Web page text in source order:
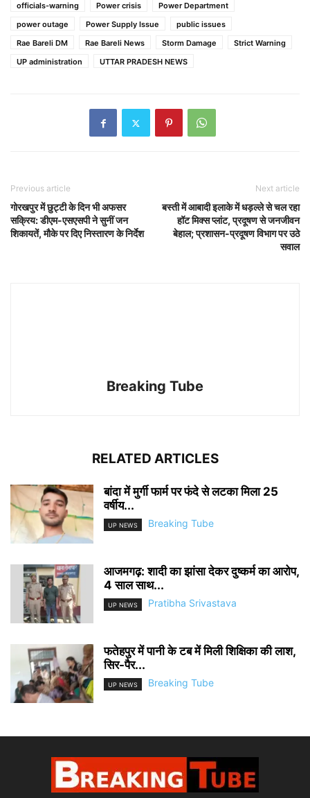
officials-warning
Power crisis
Power Department
power outage
Power Supply Issue
public issues
Rae Bareli DM
Rae Bareli News Storm Damage
Strict Warning
UP administration
UTTAR PRADESH NEWS
Previous article
गोरखपुर में छुट्टी के दिन भी अफसर
सक्रिय: डीएम-एसएसपी ने सुनीं जन
शिकायतें, मौके पर दिए निस्तारण के निर्देश
Next article
बस्ती में आबादी इलाके में धड़ल्ले से चल रहा
हॉट मिक्स प्लांट, प्रदूषण से जनजीवन
बेहाल; प्रशासन-प्रदूषण विभाग पर उठे
सवाल
Breaking Tube
RELATED ARTICLES
बांदा में मुर्गी फार्म पर फंदे से लटका मिला 25
वर्षीय...
UP NEWS Breaking Tube
आजमगढ़: शादी का झांसा देकर दुष्कर्म का आरोप,
4 साल साथ...
UP NEWS Pratibha Srivastava
फतेहपुर में पानी के टब में मिली शिक्षिका की लाश,
सिर-पैर...
UP NEWS Breaking Tube